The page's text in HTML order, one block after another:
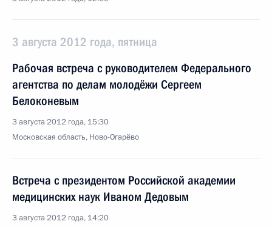
3 августа 2012 года, пятница
Рабочая встреча с руководителем Федерального
агентства по делам молодёжи Сергеем
Белоконевым
3 августа 2012 года, 15:30
Московская область, Ново-Огарёво
Встреча с президентом Российской академии
медицинских наук Иваном Дедовым
3 августа 2012 года, 14:20